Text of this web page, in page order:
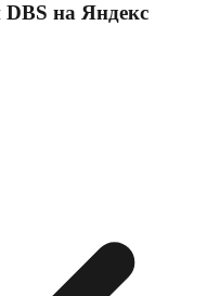
на Яндекс